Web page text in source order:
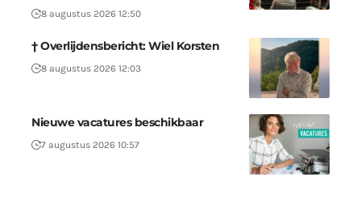
8 augustus 2026 12:50
† Overlijdensbericht: Wiel Korsten
8 augustus 2026 12:03
Nieuwe vacatures beschikbaar
7 augustus 2026 10:57